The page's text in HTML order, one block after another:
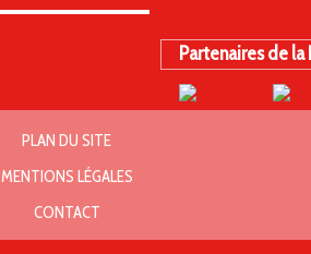
Partenaires de la
PLAN DU SITE
MENTIONS LÉGALES
CONTACT